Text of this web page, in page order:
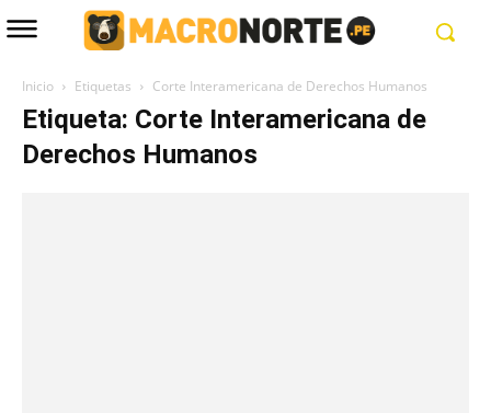
Inicio Etiquetas Corte Interamericana de Derechos Humanos
Etiqueta: Corte Interamericana de
Derechos Humanos